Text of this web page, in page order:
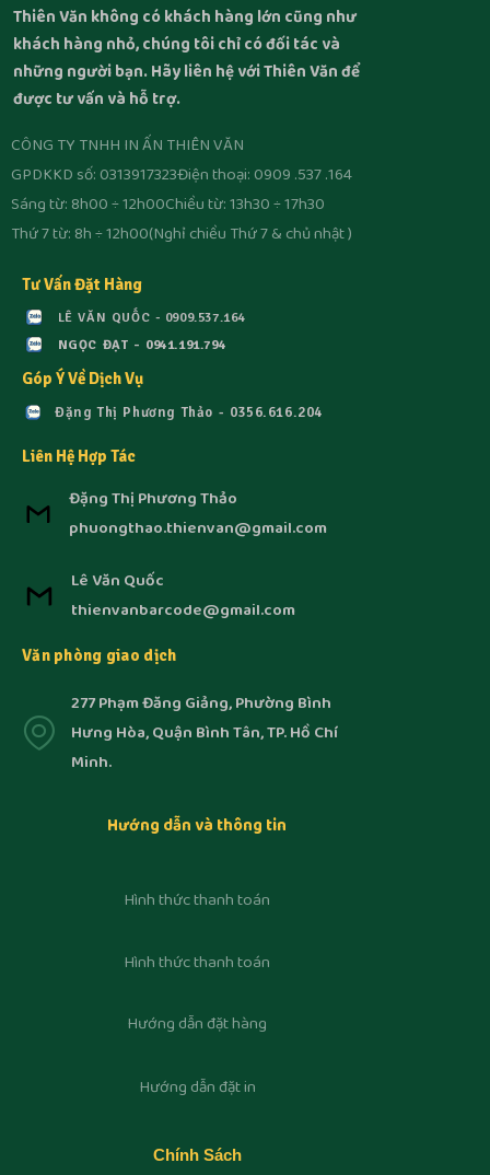
Thiên Văn không có khách hàng lớn cũng như
khách hàng nhỏ, chúng tôi chỉ có đối tác và
những người bạn. Hãy liên hệ với Thiên Văn để
được tư vấn và hỗ trợ.
CÔNG TY TNHH IN ẤN THIÊN VĂN
GPDKKD số: 0313917323Điện thoại: 0909 .537 .164
Sáng từ: 8h00 ÷ 12h00Chiều từ: 13h30 ÷ 17h30
Thứ 7 từ: 8h ÷ 12h00(Nghỉ chiều Thứ 7 & chủ nhật )
Tư Vấn Đặt Hàng
LÊ VĂN QUỐC - 0909.537.164
NGỌC ĐẠT - 0941.191.794
Góp Ý Về Dịch Vụ
Đặng Thị Phương Thảo - 0356.616.204
Liên Hệ Hợp Tác
Đặng Thị Phương Thảo
phuongthao.thienvan@gmail.com
Lê Văn Quốc
thienvanbarcode@gmail.com
Văn phòng giao dịch
277 Phạm Đăng Giảng, Phường Bình
Hưng Hòa, Quận Bình Tân, TP. Hồ Chí
Minh.
Hướng dẫn và thông tin
Hình thức thanh toán
Hình thức thanh toán
Hướng dẫn đặt hàng
Hướng dẫn đặt in
Chính Sách